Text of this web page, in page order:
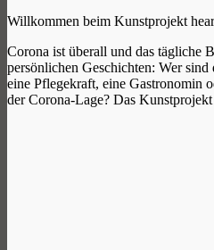
Willkommen beim Kunstprojekt
Corona ist überall und das tägliche
persönlichen Geschichten: Wer
eine Pflegekraft, eine Gastronomin
der Corona-Lage? Das